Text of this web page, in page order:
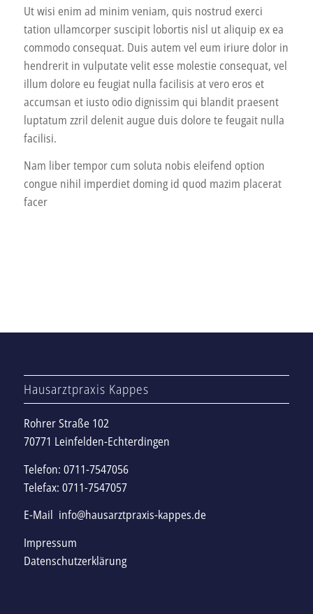
Ut wisi enim ad minim veniam, quis nostrud exerci
tation ullamcorper suscipit lobortis nisl ut aliquip ex ea
commodo consequat. Duis autem vel eum iriure dolor in
hendrerit in vulputate velit esse molestie consequat, vel
illum dolore eu feugiat nulla facilisis at vero eros et
accumsan et iusto odio dignissim qui blandit praesent
luptatum zzril delenit augue duis dolore te feugait nulla
facilisi.
Nam liber tempor cum soluta nobis eleifend option
congue nihil imperdiet doming id quod mazim placerat
facer
Hausarztpraxis Kappes
Rohrer Straße 102
70771 Leinfelden-Echterdingen
Telefon: 0711-7547056
Telefax: 0711-7547057
E-Mail info@hausarztpraxis-kappes.de
Impressum
Datenschutzerklärung